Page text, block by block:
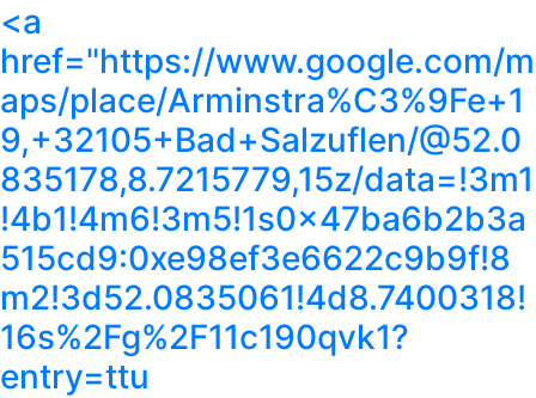
<a
href="https://www.google.com/m
aps/place/Arminstra%C3%9Fe+1
9,+32105+Bad+Salzuflen/@52.0
835178,8.7215779,15z/data=!3m1
!4b1!4m6!3m5!1s0x47ba6b2b3a
515cd9:0xe98ef3e6622c9b9f!8
m2!3d52.0835061!4d8.7400318!
16s%2Fg%2F11c190qvk1?
entry=ttu